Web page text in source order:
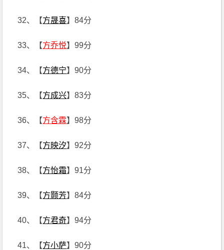
32、【方晟喜】84分
33、【方乔悦】99分
34、【方德宁】90分
35、【方成兴】83分
36、【方含霖】98分
37、【方映汐】92分
38、【方怡霜】91分
39、【方颢芳】84分
40、【方君奇】94分
41、【方小萨】90分